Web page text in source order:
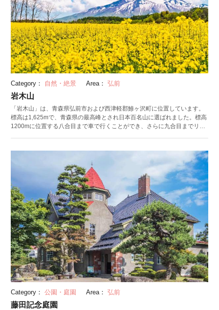
Category： 自然・絶景 Area： 弘前
岩木山
「岩木山」は、青森県弘前市および西津軽郡鯵ヶ沢町に位置しています。
標高は1,625mで、青森県の最高峰とされ日本百名山に選ばれました。標高
1200mに位置する八合目まで車で行くことができ、さらに九合目までリフ
することが可能です。 標高500メートルまでは雑木林やススキ、リンゴ園
の光景。標高1000メートルからは岩木山特産のミヤマハンノキなど、多種
多様な植物を観察できるのが岩木山の特徴です。山頂には、農海産物の神
が祀られた岩木山神社が佇み、世界遺産の白神山地や十和田湖が眼下に広
がります。
Category： 公園・庭園 Area： 弘前
藤田記念庭園